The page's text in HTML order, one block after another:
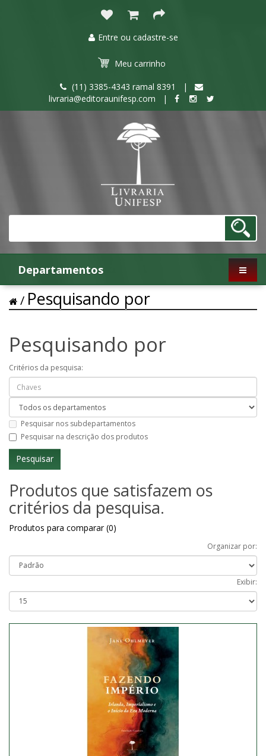
Entre ou cadastre-se
Meu carrinho
(11) 3385-4343 ramal 8391 |
livraria@editoraunifesp.com |
Departamentos
Pesquisando por
Pesquisando por
Critérios da pesquisa:
Pesquisar nos subdepartamentos
Pesquisar na descrição dos produtos
Produtos que satisfazem os
critérios da pesquisa.
Produtos para comparar (0)
Organizar por:
Exibir: